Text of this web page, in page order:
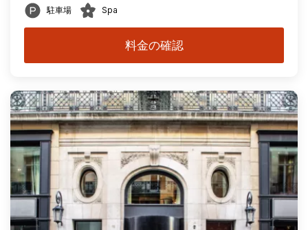
駐車場 Spa
料金の確認